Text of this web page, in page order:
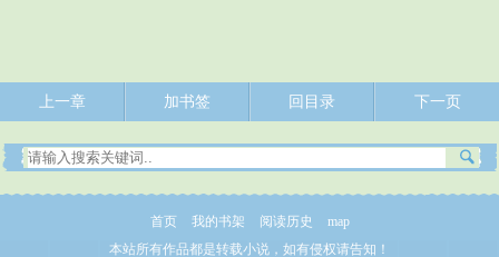
上一章 加书签 回目录 下一页
首页 我的书架 阅读历史
map
本站所有作品都是转载小说，如有侵权请告知！